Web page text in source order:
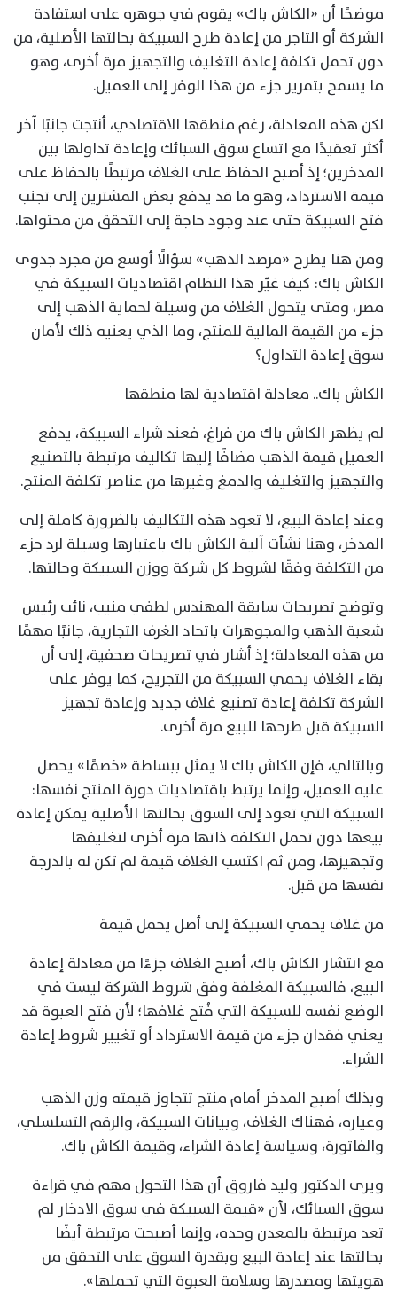
موضحًا أن «الكاش باك» يقوم في جوهره على استفادة
الشركة أو التاجر من إعادة طرح السبيكة بحالتها الأصلية، من
دون تحمل تكلفة إعادة التغليف والتجهيز مرة أخرى، وهو
ما يسمح بتمرير جزء من هذا الوفر إلى العميل.
لكن هذه المعادلة، رغم منطقها الاقتصادي، أنتجت جانبًا آخر
أكثر تعقيدًا مع اتساع سوق السبائك وإعادة تداولها بين
المدخرين؛ إذ أصبح الحفاظ على الغلاف مرتبطًا بالحفاظ على
قيمة الاسترداد، وهو ما قد يدفع بعض المشترين إلى تجنب
فتح السبيكة حتى عند وجود حاجة إلى التحقق من محتواها.
ومن هنا يطرح «مرصد الذهب» سؤالًا أوسع من مجرد جدوى
الكاش باك: كيف غيّر هذا النظام اقتصاديات السبيكة في
مصر، ومتى يتحول الغلاف من وسيلة لحماية الذهب إلى
جزء من القيمة المالية للمنتج، وما الذي يعنيه ذلك لأمان
سوق إعادة التداول؟
الكاش باك.. معادلة اقتصادية لها منطقها
لم يظهر الكاش باك من فراغ، فعند شراء السبيكة، يدفع
العميل قيمة الذهب مضافًا إليها تكاليف مرتبطة بالتصنيع
والتجهيز والتغليف والدمغ وغيرها من عناصر تكلفة المنتج.
وعند إعادة البيع، لا تعود هذه التكاليف بالضرورة كاملة إلى
المدخر، وهنا نشأت آلية الكاش باك باعتبارها وسيلة لرد جزء
من التكلفة وفقًا لشروط كل شركة ووزن السبيكة وحالتها.
وتوضح تصريحات سابقة المهندس لطفي منيب، نائب رئيس
شعبة الذهب والمجوهرات باتحاد الغرف التجارية، جانبًا مهمًا
من هذه المعادلة؛ إذ أشار في تصريحات صحفية، إلى أن
بقاء الغلاف يحمي السبيكة من التجريح، كما يوفر على
الشركة تكلفة إعادة تصنيع غلاف جديد وإعادة تجهيز
السبيكة قبل طرحها للبيع مرة أخرى.
وبالتالي، فإن الكاش باك لا يمثل ببساطة «خصمًا» يحصل
عليه العميل، وإنما يرتبط باقتصاديات دورة المنتج نفسها:
السبيكة التي تعود إلى السوق بحالتها الأصلية يمكن إعادة
بيعها دون تحمل التكلفة ذاتها مرة أخرى لتغليفها
وتجهيزها، ومن ثم اكتسب الغلاف قيمة لم تكن له بالدرجة
نفسها من قبل.
من غلاف يحمي السبيكة إلى أصل يحمل قيمة
مع انتشار الكاش باك، أصبح الغلاف جزءًا من معادلة إعادة
البيع، فالسبيكة المغلفة وفق شروط الشركة ليست في
الوضع نفسه للسبيكة التي فُتح غلافها؛ لأن فتح العبوة قد
يعني فقدان جزء من قيمة الاسترداد أو تغيير شروط إعادة
الشراء.
وبذلك أصبح المدخر أمام منتج تتجاوز قيمته وزن الذهب
وعياره، فهناك الغلاف، وبيانات السبيكة، والرقم التسلسلي،
والفاتورة، وسياسة إعادة الشراء، وقيمة الكاش باك.
ويرى الدكتور وليد فاروق أن هذا التحول مهم في قراءة
سوق السبائك، لأن «قيمة السبيكة في سوق الادخار لم
تعد مرتبطة بالمعدن وحده، وإنما أصبحت مرتبطة أيضًا
بحالتها عند إعادة البيع وبقدرة السوق على التحقق من
هويتها ومصدرها وسلامة العبوة التي تحملها».